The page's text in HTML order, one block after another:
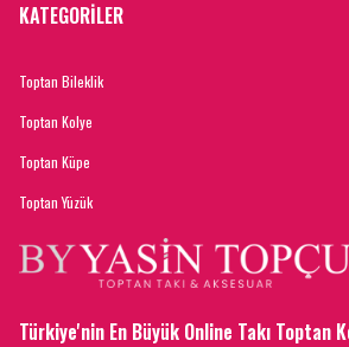
KATEGORİLER
Toptan Bileklik
Toptan Kolye
Toptan Küpe
Toptan Yüzük
Türkiye'nin En Büyük Online Takı Toptan